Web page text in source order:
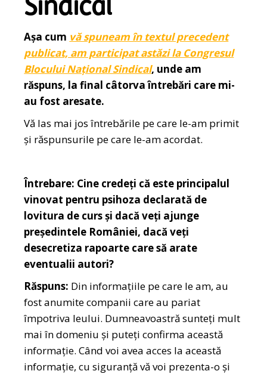
Sindical
Așa cum vă spuneam în textul precedent
publicat, am participat astăzi la Congresul
Blocului Național Sindical, unde am
răspuns, la final câtorva întrebări care mi-
au fost aresate.
Vă las mai jos întrebările pe care le-am primit
și răspunsurile pe care le-am acordat.
Întrebare: Cine credeți că este principalul
vinovat pentru psihoza declarată de
lovitura de curs și dacă veți ajunge
președintele României, dacă veți
desecretiza rapoarte care să arate
eventualii autori?
Răspuns: Din informațiile pe care le am, au
fost anumite companii care au pariat
împotriva leului. Dumneavoastră sunteți mult
mai în domeniu și puteți confirma această
informație. Când voi avea acces la această
informație, cu siguranță vă voi prezenta-o și